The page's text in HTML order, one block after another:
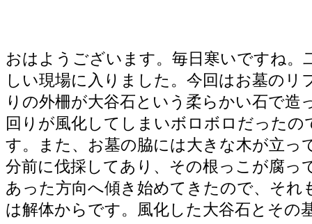
おはようございます。毎日寒いですね。
しい現場に入りました。今回はお墓のリ
りの外柵が大谷石という柔らかい石で造
回りが風化してしまいボロボロだったの
す。また、お墓の脇には大きな木が立っ
分前に伐採してあり、その根っこが腐っ
あった方向へ傾き始めてきたので、それ
は解体からです。風化した大谷石とその